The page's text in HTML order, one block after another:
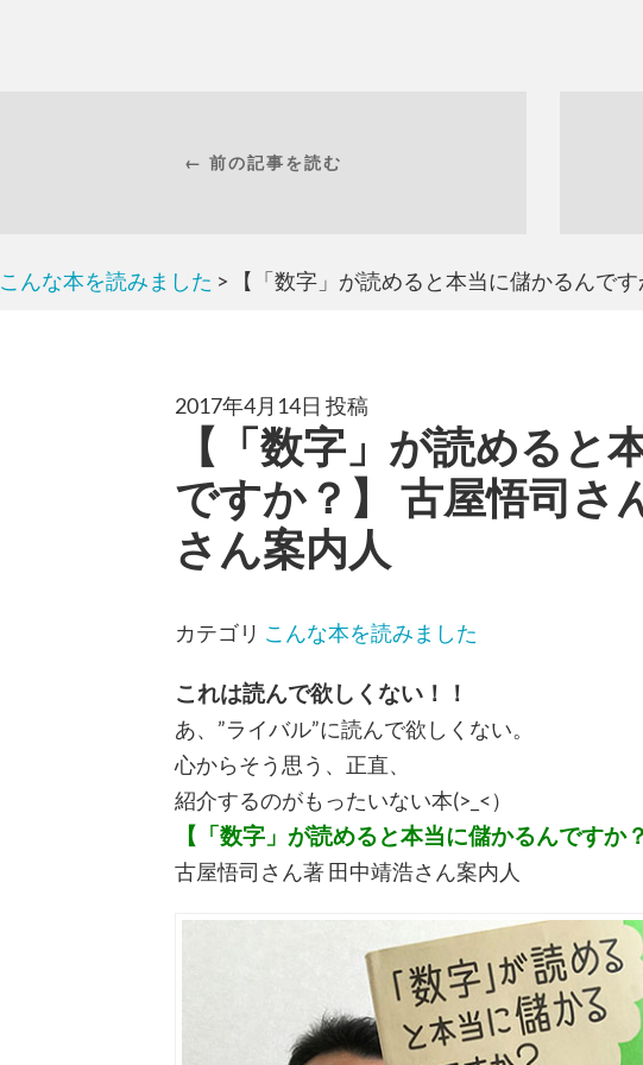
← 前の記事を読む
こんな本を読みました > 【「数字」が読めると本当に儲かるんで
2017年4月14日 投稿
【「数字」が読めると
ですか？】 古屋悟司さ
さん案内人
カテゴリ こんな本を読みました
これは読んで欲しくない！！
あ、”ライバル”に読んで欲しくない。
心からそう思う、正直、
紹介するのがもったいない本(>_<）
【「数字」が読めると本当に儲かるんですか
古屋悟司さん著 田中靖浩さん案内人